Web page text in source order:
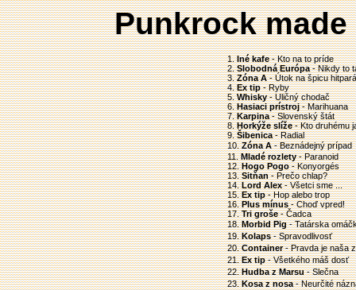
Punkrock
1.Iné kafe- Kto na to príde
2.Slobodná Európa- Nikdy to
3.Zóna A- Útok na špicu
4.Ex tip- Ryby
5.Whisky- Uličný chodač
6.Hasiaci prístroj- Marihuana
7.Karpina- Slovenský štát
8.Horkýže slíže- Kto druhému
9.Šibenica- Radial
10.Zóna A- Beznádejný prípad
11.Mladé rozlety- Paranoid
12.Hogo Pogo- Konyorgés
13.Sitňan- Prečo chlap?
14.Lord Alex- Všetci sme ...
15.Ex tip- Hop alebo trop
16.Plus mínus- Choď vpred!
17.Tri groše- Čadca
18.Morbid Pig- Tatárska
19.Kolaps- Spravodlivosť
20.Container- Pravda je naša
21.Ex tip- Všetkého máš dosť
22.Hudba z Marsu- Slečna
23.Kosa z nosa- Neurčité